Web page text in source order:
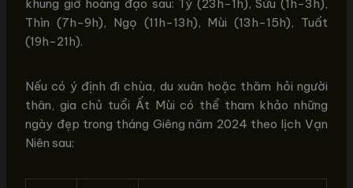
khung giờ hoàng đạo sau: Tý (23h-1h), Sửu (1h-3h),
Thìn (7h-9h), Ngọ (11h-13h), Mùi (13h-15h), Tuất
(19h-21h).
Nếu có ý định đi chùa, du xuân hoặc thăm hỏi người
thân, gia chủ tuổi Ất Mùi có thể tham khảo những
ngày đẹp trong tháng Giêng năm 2024 theo lịch Vạn
Niên sau: